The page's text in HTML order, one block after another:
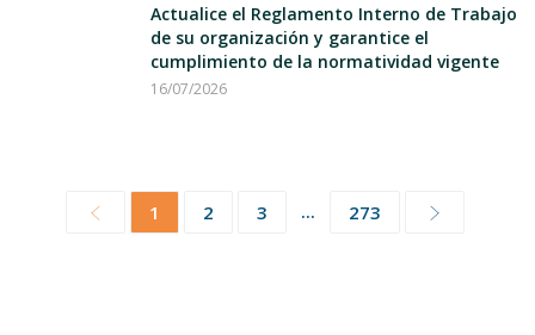
Actualice el Reglamento Interno de Trabajo
de su organización y garantice el
cumplimiento de la normatividad vigente
16/07/2026
1 2 3 ... 273